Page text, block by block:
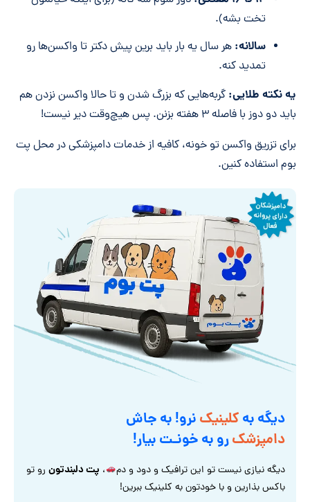
تخت بشه).
سالانه: هر سال یه بار باید برین پیش دکتر تا واکسن‌ها رو
تمدید کنه.
یه نکته طلایی: گربه‌هایی که بزرگ شدن و تا حالا واکسن نزدن هم
باید دو دوز با فاصله ۳ هفته بزنن. پس هیچ‌وقت دیر نیست!
برای تزریق واکسن تو خونه، کافیه از خدمات دامپزشکی در محل پت
بوم استفاده کنین.
دیگه بهکلینیکنرو! به جاش
دامپزشکرو به خونـت بیار!
دیگه نیازی نیست تو این ترافیک و دود و دم ، پت دلبندتونرو تو
باکس بذارین و با خودتون به کلینیک ببرین!